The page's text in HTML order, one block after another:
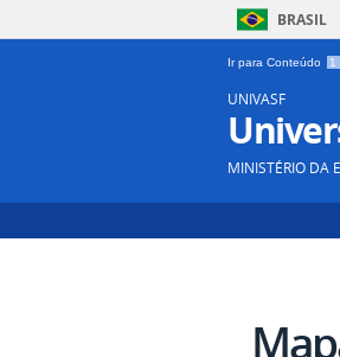
BRASIL
Ir para Conteúdo 1
UNIVASF
MINISTÉRIO DA